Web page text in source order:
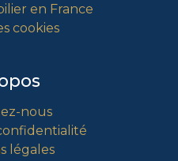
en France
cookies
nous
légales